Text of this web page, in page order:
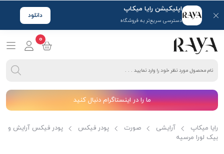
اپلیکیشن رایا میکاپ
دسترسی سریع‌تر به فروشگاه
دانلود
0
ما را در اینستاگرام دنبال کنید
رایا میکاپ آرایشی صورت پودر فیکس
پودر فیکس آرایش و
بیک لورا مرسیه